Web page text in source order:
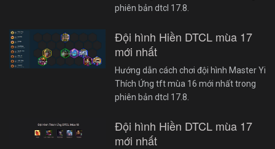
phiên bản dtcl 17.8.
Đội hình Hiền DTCL mùa 17
mới nhất
Hướng dẫn cách chơi đội hình Master Yi
Thích Ứng tft mùa 16 mới nhất trong
phiên bản dtcl 17.8.
Đội hình Hiền DTCL mùa 17
mới nhất